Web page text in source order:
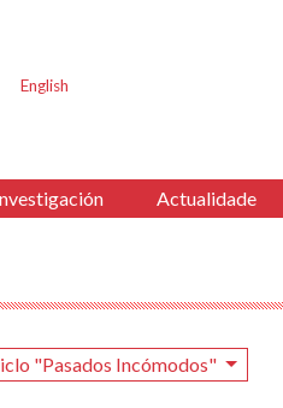
English
Actualidade
"Pasados Incómodos"